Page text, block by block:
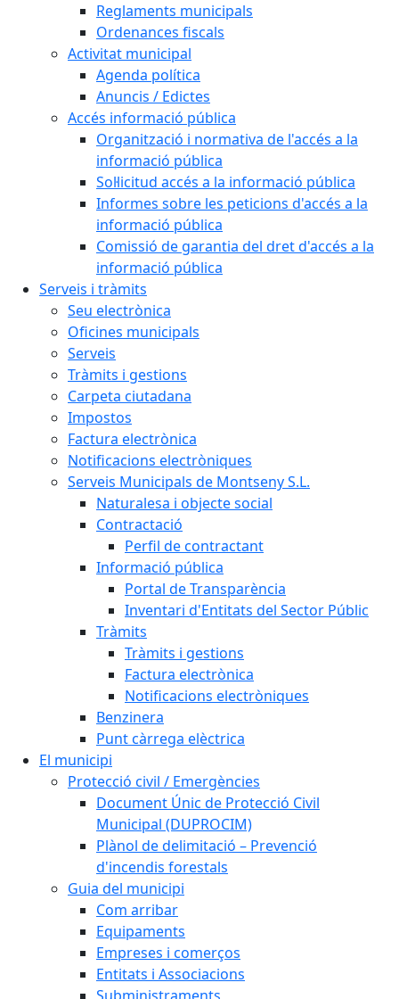
Reglaments municipals
Ordenances fiscals
Activitat municipal
Agenda política
Anuncis / Edictes
Accés informació pública
Organització i normativa de l'accés a la
informació pública
Sol·licitud accés a la informació pública
Informes sobre les peticions d'accés a la
informació pública
Comissió de garantia del dret d'accés a la
informació pública
Serveis i tràmits
Seu electrònica
Oficines municipals
Serveis
Tràmits i gestions
Carpeta ciutadana
Impostos
Factura electrònica
Notificacions electròniques
Serveis Municipals de Montseny S.L.
Naturalesa i objecte social
Contractació
Perfil de contractant
Informació pública
Portal de Transparència
Inventari d'Entitats del Sector Públic
Tràmits
Tràmits i gestions
Factura electrònica
Notificacions electròniques
Benzinera
Punt càrrega elèctrica
El municipi
Protecció civil / Emergències
Document Únic de Protecció Civil
Municipal (DUPROCIM)
Plànol de delimitació – Prevenció
d'incendis forestals
Guia del municipi
Com arribar
Equipaments
Empreses i comerços
Entitats i Associacions